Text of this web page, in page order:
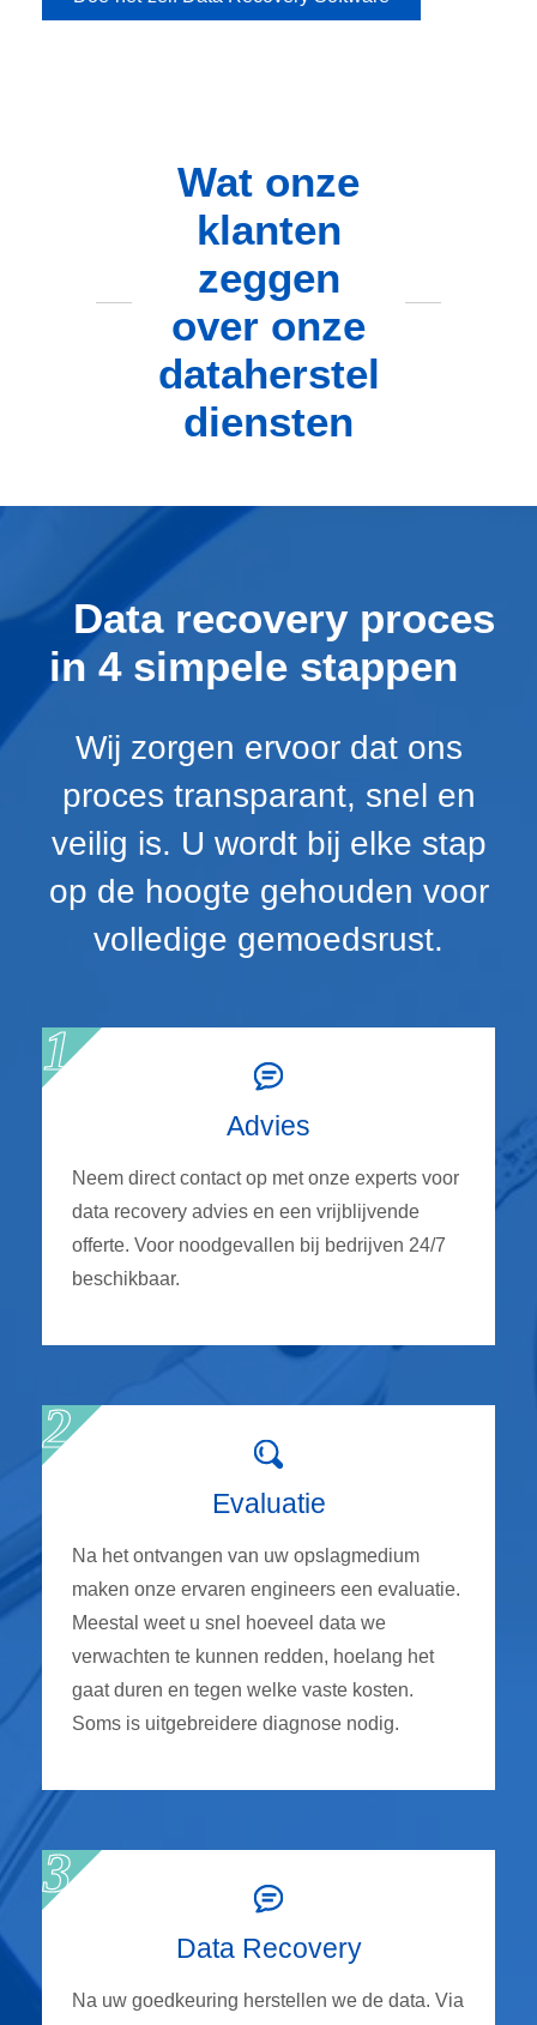
Wat onze
klanten
zeggen
over onze
dataherstel
diensten
Data recovery proces
in 4 simpele stappen
Wij zorgen ervoor dat ons
proces transparant, snel en
veilig is. U wordt bij elke stap
op de hoogte gehouden voor
volledige gemoedsrust.
Advies
Neem direct contact op met onze experts voor
data recovery advies en een vrijblijvende
offerte. Voor noodgevallen bij bedrijven 24/7
beschikbaar.
Evaluatie
Na het ontvangen van uw opslagmedium
maken onze ervaren engineers een evaluatie.
Meestal weet u snel hoeveel data we
verwachten te kunnen redden, hoelang het
gaat duren en tegen welke vaste kosten.
Soms is uitgebreidere diagnose nodig.
Data Recovery
Na uw goedkeuring herstellen we de data. Via